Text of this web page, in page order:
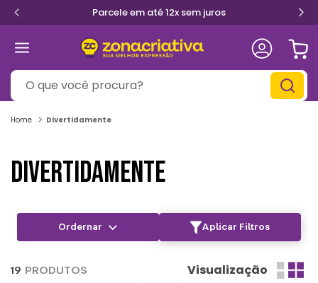
Parcele em até 12x sem juros
O que você procura?
Divertidamente
DIVERTIDAMENTE
Aplicar Filtros
19 PRODUTOS Visualização